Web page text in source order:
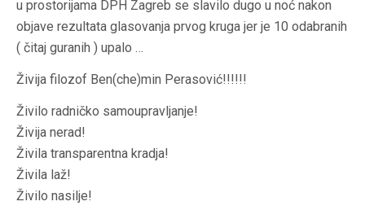
u prostorijama DPH Zagreb se slavilo dugo u noć nakon
objave rezultata glasovanja prvog kruga jer je 10 odabranih
( čitaj guranih ) upalo …
Živija filozof Ben(che)min Perasović!!!!!!
Živilo radničko samoupravljanje!
Živija nerad!
Živila transparentna kradja!
Živila laž!
Živilo nasilje!